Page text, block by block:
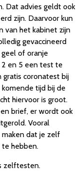
Dat advies geldt ook
zijn. Daarvoor kun
van het kabinet zijn
gevaccineerd
of oranje
2 en 5 een test te
coronatest bij
tijd bij de
hiervoor is groot.
brief, er wordt ook
Vooral
dat je zelf
te hebben.
zelftesten.